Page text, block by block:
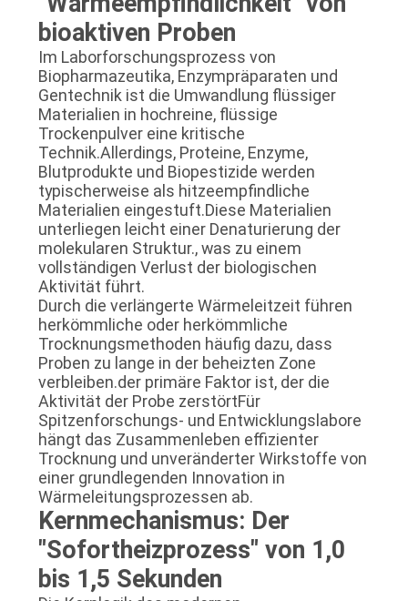
SIE EIN
ZITAT
SITEMAP
DATENSCHUTZRICHTLINIE
bioaktiven Proben
Im Laborforschungsprozess von
Biopharmazeutika, Enzympräparaten und
Gentechnik ist die Umwandlung flüssiger
Materialien in hochreine, flüssige
Trockenpulver eine kritische
Technik.Allerdings, Proteine, Enzyme,
Blutprodukte und Biopestizide werden
typischerweise als hitzeempfindliche
Materialien eingestuft.Diese Materialien
unterliegen leicht einer Denaturierung der
molekularen Struktur., was zu einem
vollständigen Verlust der biologischen
Aktivität führt.
Durch die verlängerte Wärmeleitzeit führen
herkömmliche oder herkömmliche
Trocknungsmethoden häufig dazu, dass
Proben zu lange in der beheizten Zone
verbleiben.der primäre Faktor ist, der die
Aktivität der Probe zerstörtFür
Spitzenforschungs- und Entwicklungslabore
hängt das Zusammenleben effizienter
Trocknung und unveränderter Wirkstoffe von
einer grundlegenden Innovation in
Wärmeleitungsprozessen ab.
Kernmechanismus: Der
"Sofortheizprozess" von 1,0
bis 1,5 Sekunden